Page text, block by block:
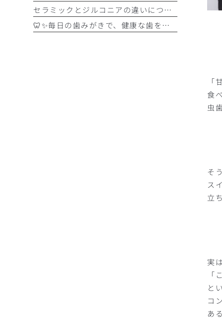
「
食
虫
そ
ス
立
実
「
と
コ
あ
セラミックとジルコニアの違いについて解説！！
🦷✨毎日の歯みがきで、健康な歯を守りましょう✨🪥